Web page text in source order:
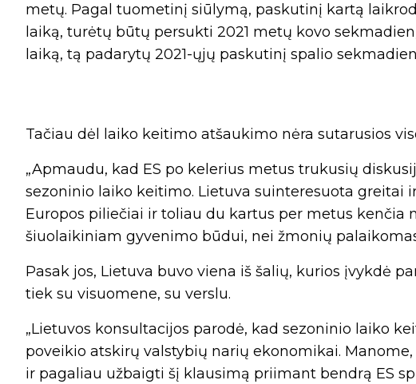
metų. Pagal tuometinį siūlymą, paskutinį kartą
laiką, turėtų būtų persukti 2021 metų kovo
laiką, tą padarytų 2021-ųjų paskutinį spalio
Tačiau dėl laiko keitimo atšaukimo nėra sutarusios
„Apmaudu, kad ES po kelerius metus trukusių
sezoninio laiko keitimo. Lietuva suinteresuota greitai
Europos piliečiai ir toliau du kartus per metus kenčia
šiuolaikiniam gyvenimo būdui, nei žmonių
Pasak jos, Lietuva buvo viena iš šalių, kurios įvykdė
tiek su visuomene, su verslu.
„Lietuvos konsultacijos parodė, kad sezoninio laiko
poveikio atskirų valstybių narių ekonomikai.
ir pagaliau užbaigti šį klausimą priimant bendrą ES